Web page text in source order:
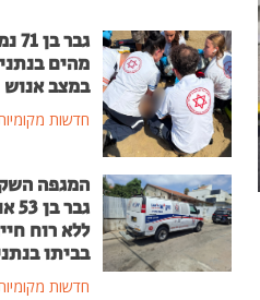
גבר
מהים
במצב אנוש
חדשות
המגפה
גבר
ללא רוח
בביתו
חדשות